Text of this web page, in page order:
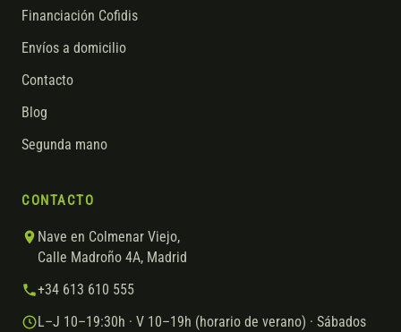
Financiación Cofidis
Envíos a domicilio
Contacto
Blog
Segunda mano
CONTACTO
Nave en Colmenar Viejo,
Calle Madroño 4A, Madrid
+34 613 610 555
L–J 10–19:30h · V 10–19h (horario de verano) · Sábados